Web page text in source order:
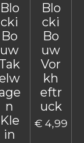
Blo
cki
Bo
uw
Tak
n
Kle
in
Blo
cki
Bo
uw
Vor
kh
eftr
uck
€ 4,99